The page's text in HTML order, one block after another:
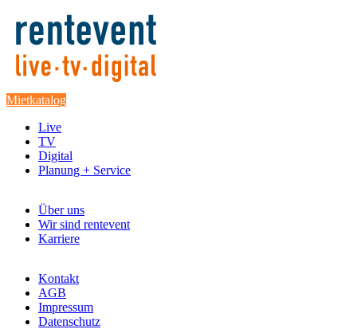
Mietkatalog
Live
TV
Digital
Planung + Service
Über uns
Wir sind rentevent
Karriere
Kontakt
AGB
Impressum
Datenschutz